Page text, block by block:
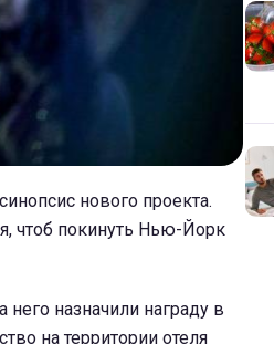
нового проекта.
чтоб покинуть Нью-Йорк
назначили награду в
на территории отеля